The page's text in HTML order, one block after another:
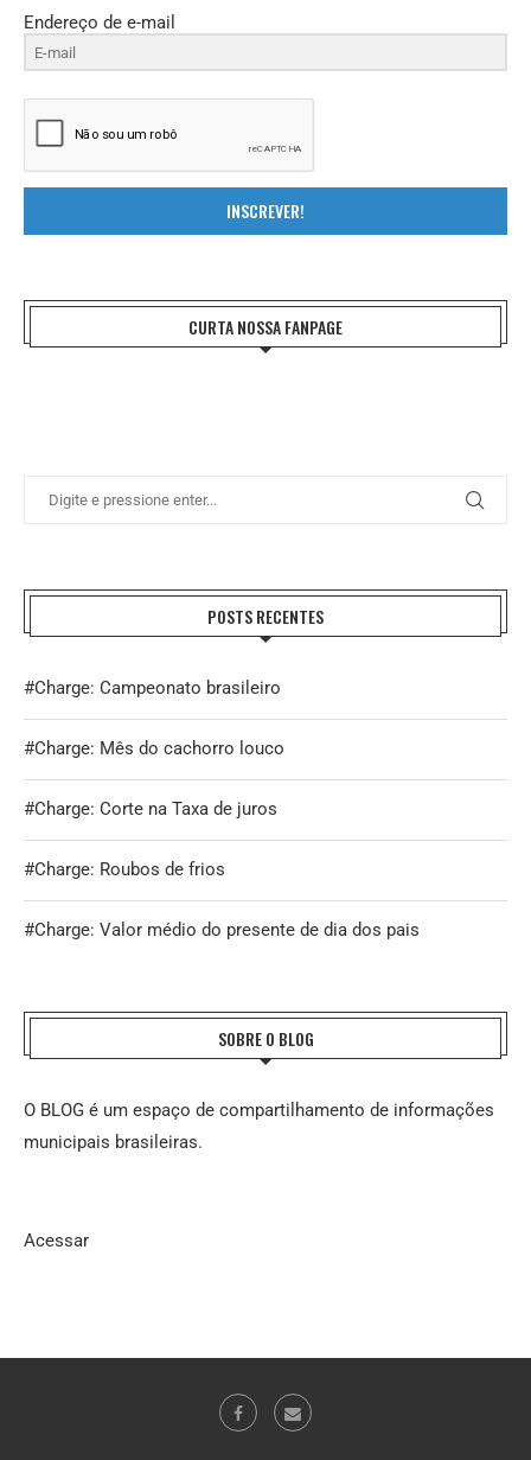
Endereço de e-mail
INSCREVER!
CURTA NOSSA FANPAGE
POSTS RECENTES
#Charge: Campeonato brasileiro
#Charge: Mês do cachorro louco
#Charge: Corte na Taxa de juros
#Charge: Roubos de frios
#Charge: Valor médio do presente de dia dos pais
SOBRE O BLOG
O BLOG é um espaço de compartilhamento de informações
municipais brasileiras.
Acessar